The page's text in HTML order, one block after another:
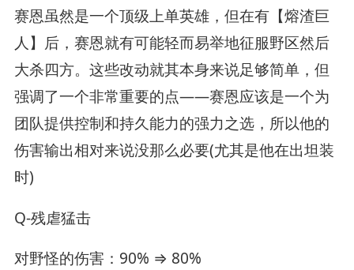
赛恩虽然是一个顶级上单英雄，但在有【熔渣巨
人】后，赛恩就有可能轻而易举地征服野区然后
大杀四方。这些改动就其本身来说足够简单，但
强调了一个非常重要的点——赛恩应该是一个为
团队提供控制和持久能力的强力之选，所以他的
伤害输出相对来说没那么必要(尤其是他在出坦装
时)
Q-残虐猛击
对野怪的伤害：90% ⇒ 80%